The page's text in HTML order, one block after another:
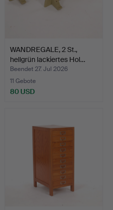
WANDREGALE, 2 St.,
hellgrün lackiertes Hol…
Beendet 27. Jul 2026
11 Gebote
80 USD